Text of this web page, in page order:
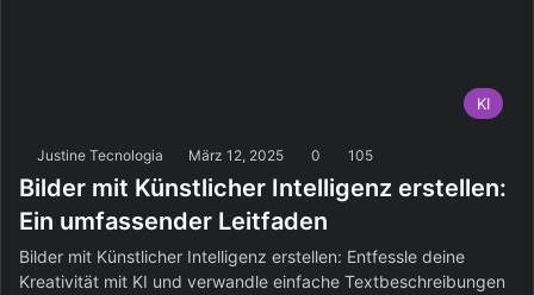
KI
Justine Tecnologia März 12, 2025 0 105
Bilder mit Künstlicher Intelligenz erstellen:
Ein umfassender Leitfaden
Bilder mit Künstlicher Intelligenz erstellen: Entfessle deine
Kreativität mit KI und verwandle einfache Textbeschreibungen